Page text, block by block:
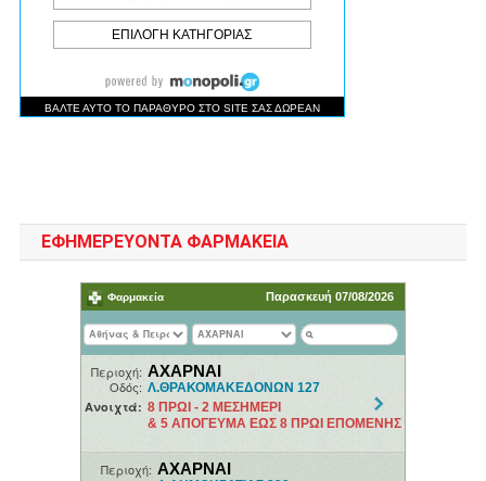
ΕΦΗΜΕΡΕΥΟΝΤΑ ΦΑΡΜΑΚΕΙΑ